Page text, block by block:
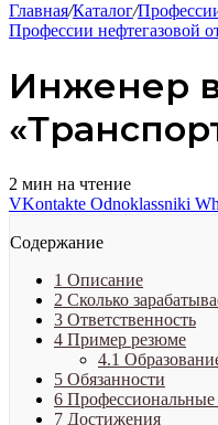
Главная/Каталог/
Профессии нефтегазовой
Инженер
2 мин на чтение
VKontakte Odnoklassniki
Содержание
1 Описание
2 Сколько
3 Ответственность
4 Пример резюме
4.1
5 Обязанности
6
7 Достижения